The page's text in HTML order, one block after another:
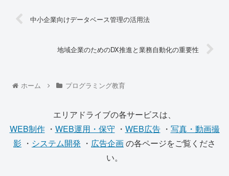
中小企業向けデータベース管理の活用法
地域企業のためのDX推進と業務自動化の重要性
ホーム プログラミング教育
エリアドライブの各サービスは、
WEB制作・ WEB運用・保守 ・ WEB広告・ 写真・動画撮
影 ・ システム開発 ・ 広告企画の各ページをご覧くださ
い。